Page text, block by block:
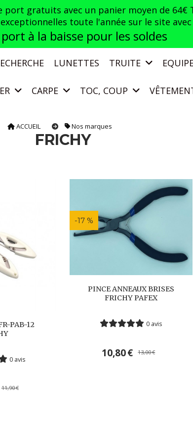
gratuits avec un panier moyen de 64€
toute l'année sur le site
à la baisse pour les soldes
LUNETTES TRUITE
CARPE TOC, COUP
ACCUEIL Nos marques
FRICHY
PAB-12
0 avis
11,90€
-17 %
PINCE ANNEAUX BRISES
FRICHY PAFEX
0 avis
10,80€ 13,00€